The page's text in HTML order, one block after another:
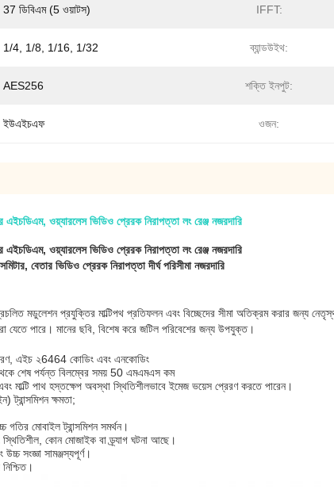
37 ডিবিএম (5 ওয়াটস) IFFT:
1/4, 1/8, 1/16, 1/32 ব্যান্ডউইথ:
AES256 শক্তি ইনপুট:
ইউএইচএফ ওজন:
এইচডিএম, ওয়্যারলেস ভিডিও প্রেরক নিরাপত্তা লং রেঞ্জ নজরদারি
এইচডিএম, ওয়্যারলেস ভিডিও প্রেরক নিরাপত্তা লং রেঞ্জ নজরদারি
বেতার ভিডিও প্রেরক নিরাপত্তা দীর্ঘ পরিসীমা নজরদারি
মডুলেশন প্রযুক্তির মাল্টিপথ প্রতিফলন এবং বিচ্ছেদের সীমা অতিক্রম করার জন্য
যেতে পারে। মানের ছবি, বিশেষ করে জটিল পরিবেশের জন্য উপযুক্ত।
এইচ ২6464 কোডিং এবং এনকোডিং
থেকে শেষ পর্যন্ত বিলম্বের সময় 50 এমএমএস কম
মাল্টি পাথ হস্তক্ষেপ অবস্থা স্থিতিশীলভাবে ইমেজ ভয়েস প্রেরণ করতে পারেন।
ট্রান্সমিশন ক্ষমতা;
গতির মোবাইল ট্রান্সমিশন সমর্থন।
কোন মোজাইক বা ড্র্যাগ ঘটনা আছে।
উচ্চ সংজ্ঞা সামঞ্জস্যপূর্ণ।